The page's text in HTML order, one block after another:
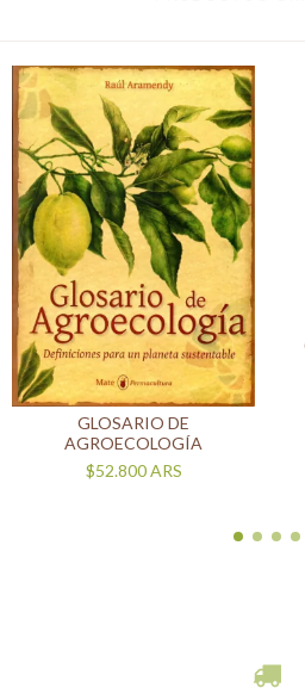
GLOSARIO DE
AGROECOLOGÍA
$52.800ARS